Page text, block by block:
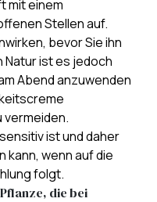
mit einem
Stellen auf.
bevor Sie ihn
Natur ist es jedoch
Abend anzuwenden
ist und daher
kann, wenn auf die
folgt.
die bei